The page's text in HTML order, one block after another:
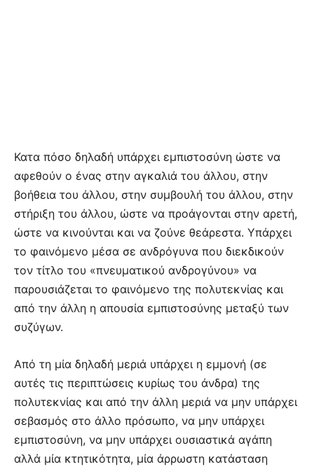
Κατα πόσο δηλαδή υπάρχει εμπιστοσύνη ώστε να
αφεθούν ο ένας στην αγκαλιά του άλλου, στην
βοήθεια του άλλου, στην συμβουλή του άλλου, στην
στήριξη του άλλου, ώστε να προάγονται στην αρετή,
ώστε να κινούνται και να ζούνε θεάρεστα. Υπάρχει
το φαινόμενο μέσα σε ανδρόγυνα που διεκδικούν
τον τίτλο του «πνευματικού ανδρογύνου» να
παρουσιάζεται το φαινόμενο της πολυτεκνίας και
από την άλλη η απουσία εμπιστοσύνης μεταξύ των
συζύγων.
Από τη μία δηλαδή μεριά υπάρχει η εμμονή (σε
αυτές τις περιπτώσεις κυρίως του άνδρα) της
πολυτεκνίας και από την άλλη μεριά να μην υπάρχει
σεβασμός στο άλλο πρόσωπο, να μην υπάρχει
εμπιστοσύνη, να μην υπάρχει ουσιαστικά αγάπη
αλλά μία κτητικότητα, μία άρρωστη κατάσταση